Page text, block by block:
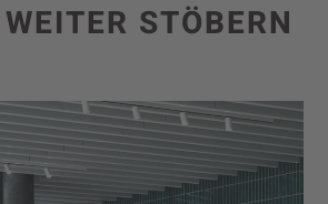
STÖBERN